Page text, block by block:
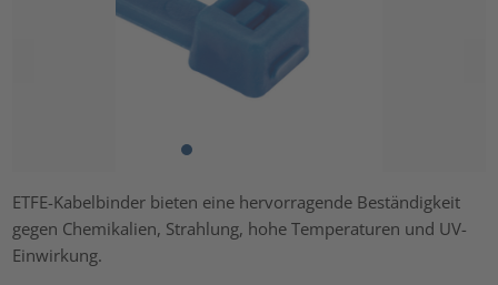
ETFE-Kabelbinder bieten eine hervorragende Beständigkeit
gegen Chemikalien, Strahlung, hohe Temperaturen und UV-
Einwirkung.